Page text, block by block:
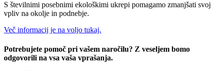
S številnimi posebnimi ekološkimi ukrepi pomagamo zmanjšati svoj
vpliv na okolje in podnebje.
Več informacij je na voljo tukaj.
Potrebujete pomoč pri vašem naročilu? Z veseljem bomo
odgovorili na vsa vaša vprašanja.